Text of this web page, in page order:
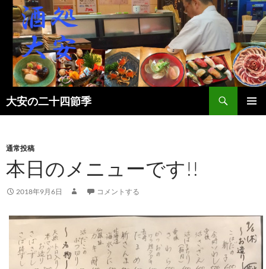
大安の二十四節季
検
索
ン
へ
キ
プ
通常投稿
本日のメニューです!!
2018年9月6日 コメントする